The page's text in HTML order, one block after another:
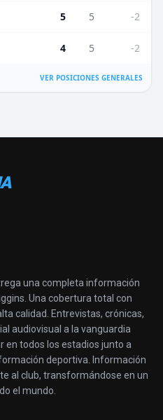
5 5 -2
4 5 -2
VER POSICIONES GENERALES
una completa información
Una cobertura total con
calidad. Entrevistas, crónicas,
audiovisual a la vanguardia
en todos los estadios junto a
deportiva. Información
al club, transformándose en un
el mundo.